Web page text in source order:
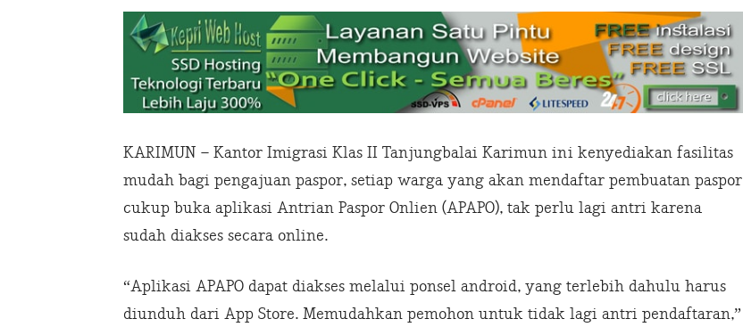
KARIMUN – Kantor Imigrasi Klas II Tanjungbalai Karimun ini kenyediakan fasilitas
mudah bagi pengajuan paspor, setiap warga yang akan mendaftar pembuatan paspor
cukup buka aplikasi Antrian Paspor Onlien (APAPO), tak perlu lagi antri karena
sudah diakses secara online.
“Aplikasi APAPO dapat diakses melalui ponsel android, yang terlebih dahulu harus
diunduh dari App Store. Memudahkan pemohon untuk tidak lagi antri pendaftaran,”